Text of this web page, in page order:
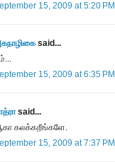
15, 2009 at 5:20 PM
said...
15, 2009 at 6:35 PM
said...
கலக்கறீங்களே.
15, 2009 at 7:37 PM